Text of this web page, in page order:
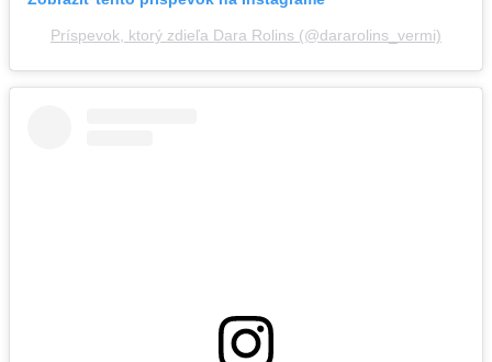
Príspevok, ktorý zdieľa Dara Rolins (@dararolins_vermi)